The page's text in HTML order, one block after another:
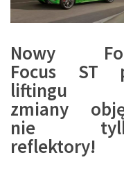
Nowy
Focus ST
liftingu
zmiany
nie
reflektory!